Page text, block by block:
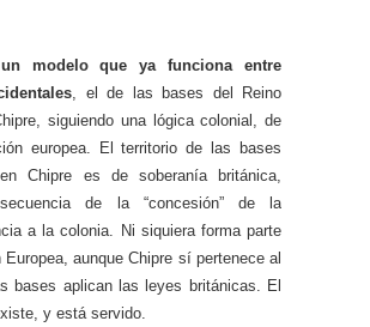
modelo que ya funciona entre
, el de las bases del Reino
siguiendo una lógica colonial, de
europea. El territorio de las bases
Chipre es de soberanía británica,
de la “concesión” de la
a la colonia. Ni siquiera forma parte
Europea, aunque Chipre sí pertenece al
bases aplican las leyes británicas. El
y está servido.